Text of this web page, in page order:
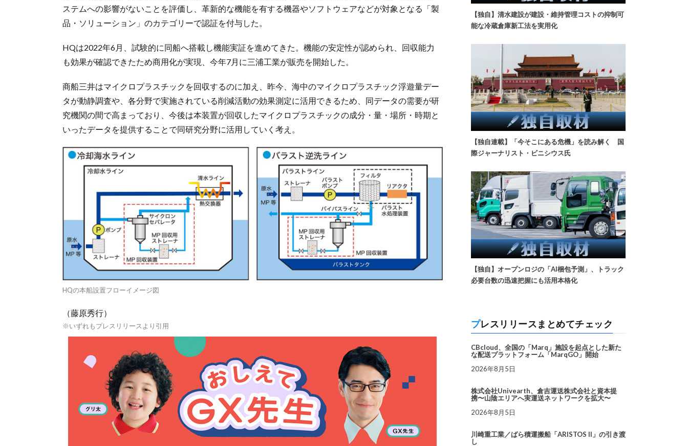
ステムへの影響がないことを評価し、革新的な機能を有する機器やソフトウェアなどが対象となる「製
品・ソリューション」のカテゴリーで認証を付与した。
HQは2022年6月、試験的に同船へ搭載し機能実証を進めてきた。機能の安定性が認められ、回収能力
も効果が確認できたため商用化が実現、今年7月に三浦工業が販売を開始した。
商船三井はマイクロプラスチックを回収するのに加え、昨今、海中のマイクロプラスチック浮遊量デー
タが動静調査や、各分野で実施されている削減活動の効果測定に活用できるため、同データの需要が研
究機関の間で高まっており、今後は本装置が回収したマイクロプラスチックの成分・量・場所・時期と
いったデータを提供することで同研究分野に活用していく考え。
HQの本船設置フローイメージ図
（藤原秀行）
※いずれもプレスリリースより引用
【独自】清水建設が建設・維持管理コストの抑制可
能な冷蔵倉庫新工法を実用化
【独自連載】「今そこにある危機」を読み解く 国
際ジャーナリスト・ビニシウス氏
【独自】オープンロジの「AI梱包予測」、トラック
必要台数の迅速把握にも活用本格化
プレスリリースまとめてチェック
CBcloud、全国の「Marq」施設を起点とした新た
な配送プラットフォーム「MarqGO」開始
2026年8月5日
株式会社Univearth、倉吉運送株式会社と資本提
携〜山陰エリアへ実運送ネットワークを拡大〜
2026年8月5日
川崎重工業／ばら積運搬船「ARISTOS II」の引き渡
し